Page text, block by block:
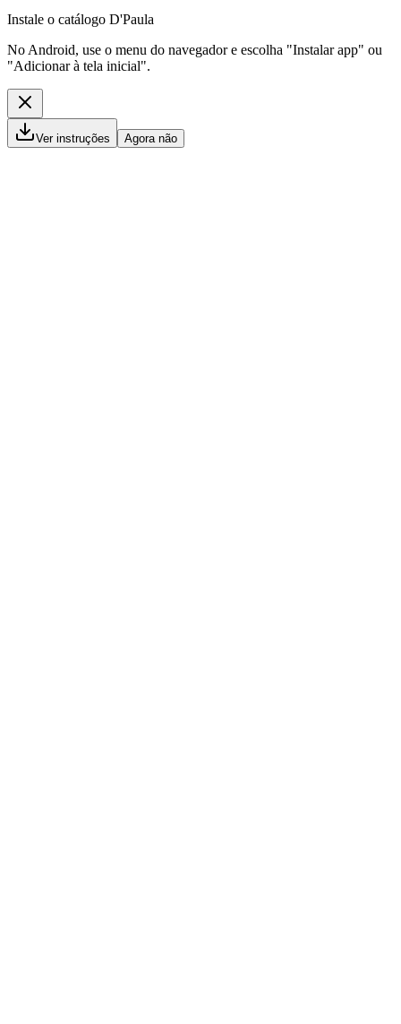
Instale o catálogo D'Paula
No Android, use o menu do navegador e escolha "Instalar app" ou
"Adicionar à tela inicial".
Ver instruções Agora não